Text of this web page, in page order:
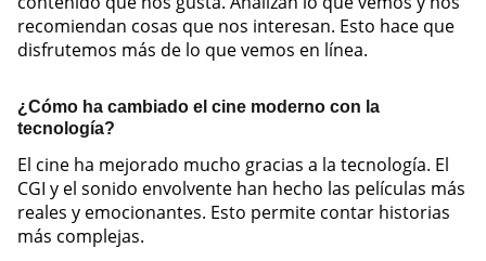
recomiendan cosas que nos interesan. Esto hace que
disfrutemos más de lo que vemos en línea.
¿Cómo ha cambiado el cine moderno con la
tecnología?
El cine ha mejorado mucho gracias a la tecnología. El
CGI y el sonido envolvente han hecho las películas más
reales y emocionantes. Esto permite contar historias
más complejas.